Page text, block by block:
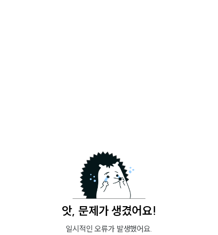
앗, 문제가 생겼어요!
일시적인 오류가 발생했어요.